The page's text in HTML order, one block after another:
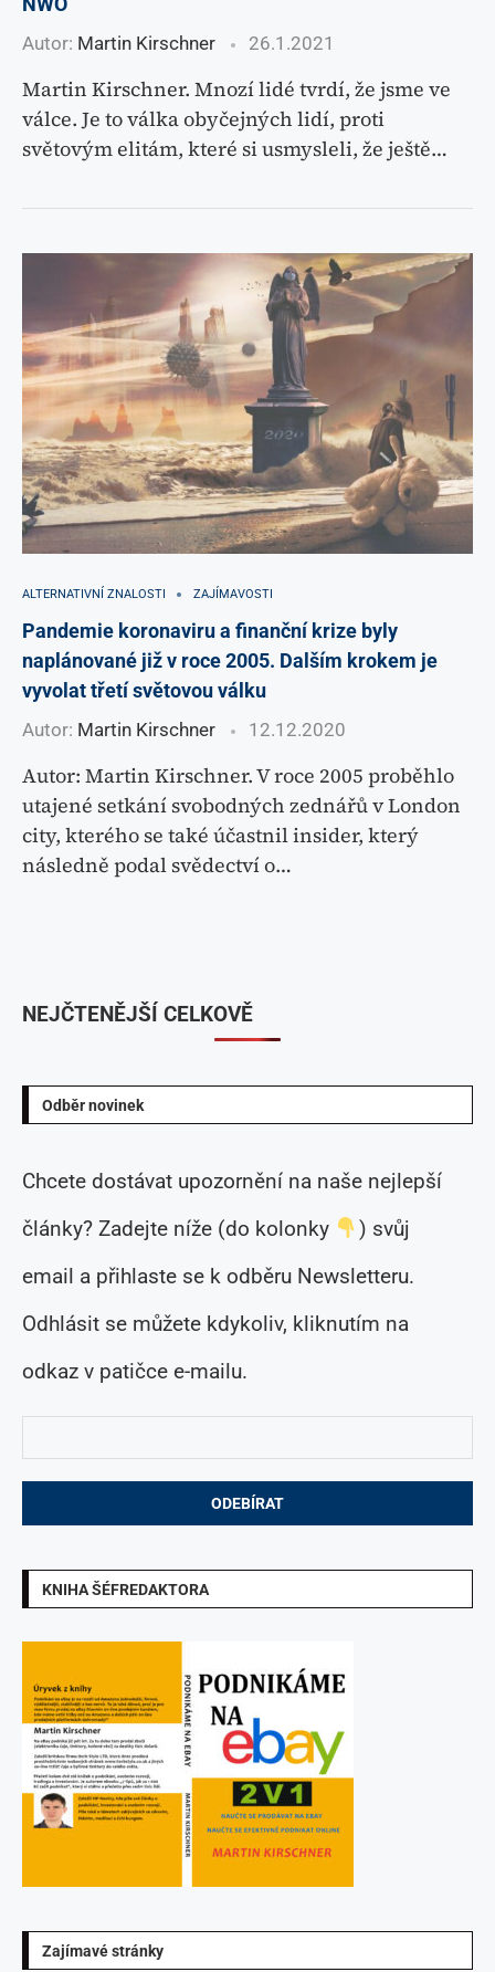
Autor: Martin Kirschner 26.1.2021
Martin Kirschner. Mnozí lidé tvrdí, že jsme ve
válce. Je to válka obyčejných lidí, proti
světovým elitám, které si usmysleli, že ještě…
ALTERNATIVNÍ ZNALOSTI ZAJÍMAVOSTI
Pandemie koronaviru a finanční krize byly
naplánované již v roce 2005. Dalším krokem je
vyvolat třetí světovou válku
Autor: Martin Kirschner 12.12.2020
Autor: Martin Kirschner. V roce 2005 proběhlo
utajené setkání svobodných zednářů v London
city, kterého se také účastnil insider, který
následně podal svědectví o…
Odběr novinek
Chcete dostávat upozornění na naše nejlepší
články? Zadejte níže (do kolonky
) svůj
email a přihlaste se k odběru Newsletteru.
Odhlásit se můžete kdykoliv, kliknutím na
odkaz v patičce e-mailu.
KNIHA ŠÉFREDAKTORA
Zajímavé stránky
NEJČTENĚJŠÍ CELKOVĚ